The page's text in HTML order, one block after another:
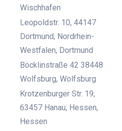
Wischhafen
Leopoldstr. 10, 44147
Dortmund, Nordrhein-
Westfalen, Dortmund
Böcklinstraße 42 38448
Wolfsburg, Wolfsburg
Krotzenburger Str. 19,
63457 Hanau, Hessen,
Hessen